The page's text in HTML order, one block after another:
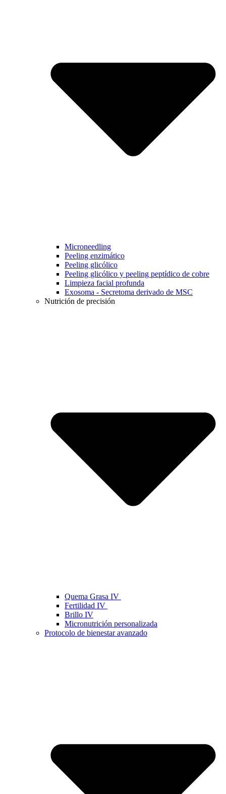
Microneedling
Peeling enzimático
Peeling glicólico
Peeling glicólico y peeling peptídico de cobre
Limpieza facial profunda
Exosoma - Secretoma derivado de MSC
Nutrición de precisión
Quema Grasa IV
Fertilidad IV
Brillo IV
Micronutrición personalizada
Protocolo de bienestar avanzado